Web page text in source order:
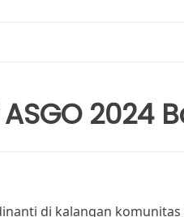
2024
di kalangan